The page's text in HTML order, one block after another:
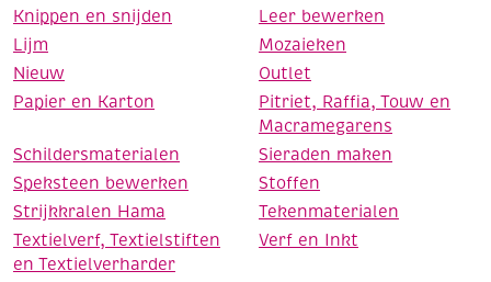
Knippen en snijden
Leer bewerken
Lijm
Mozaieken
Nieuw
Outlet
Papier en Karton
Pitriet, Raffia, Touw en
Macramegarens
Schildersmaterialen
Sieraden maken
Speksteen bewerken
Stoffen
Strijkkralen Hama
Tekenmaterialen
Textielverf, Textielstiften
en Textielverharder
Verf en Inkt